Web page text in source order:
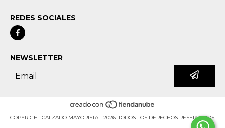
REDES SOCIALES
NEWSLETTER
COPYRIGHT CALZADO MAYORISTA - 2026. TODOS LOS DERECHOS RESERVADOS.